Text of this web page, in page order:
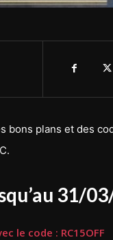
bons plans et des
31/
le code : RC15OFF